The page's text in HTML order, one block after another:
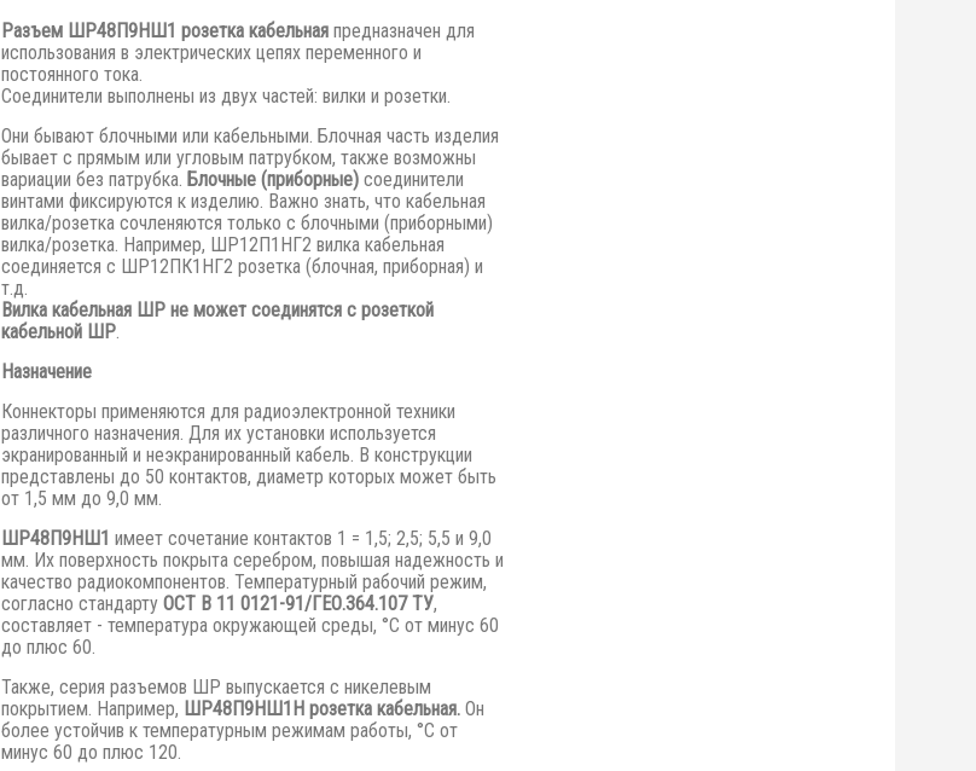
Разъем ШР48П9НШ1 розетка кабельная предназначен для
использования в электрических цепях переменного и
постоянного тока.
Соединители выполнены из двух частей: вилки и розетки.
Они бывают блочными или кабельными. Блочная часть изделия
бывает с прямым или угловым патрубком, также возможны
вариации без патрубка. Блочные (приборные) соединители
винтами фиксируются к изделию. Важно знать, что кабельная
вилка/розетка сочленяются только с блочными (приборными)
вилка/розетка. Например, ШР12П1НГ2 вилка кабельная
соединяется с ШР12ПК1НГ2 розетка (блочная, приборная) и
т.д.
Вилка кабельная ШР не может соединятся с розеткой
кабельной ШР.
Назначение
Коннекторы применяются для радиоэлектронной техники
различного назначения. Для их установки используется
экранированный и неэкранированный кабель. В конструкции
представлены до 50 контактов, диаметр которых может быть
от 1,5 мм до 9,0 мм.
ШР48П9НШ1 имеет сочетание контактов 1 = 1,5; 2,5; 5,5 и 9,0
мм. Их поверхность покрыта серебром, повышая надежность и
качество радиокомпонентов. Температурный рабочий режим,
согласно стандарту ОСТ В 11 0121-91/ГЕО.364.107 ТУ,
составляет - температура окружающей среды, °С от минус 60
до плюс 60.
Также, серия разъемов ШР выпускается с никелевым
покрытием. Например, ШР48П9НШ1Н розетка кабельная. Он
более устойчив к температурным режимам работы, °С от
минус 60 до плюс 120.